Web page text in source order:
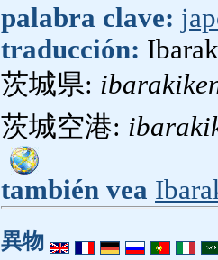
palabra clave:
traducción:
茨城県:
茨城空港:
también vea
異物